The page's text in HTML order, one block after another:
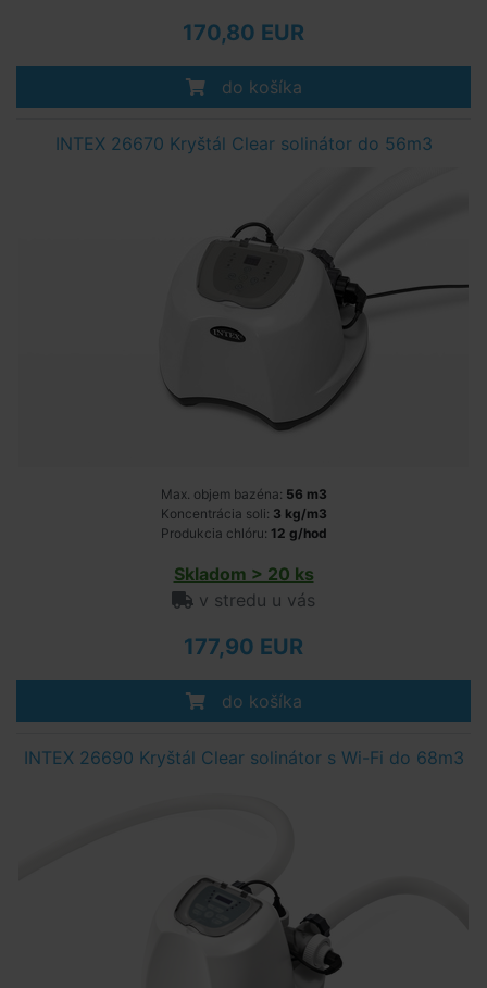
170,80 EUR
do košíka
INTEX 26670 Kryštál Clear solinátor do 56m3
Max. objem bazéna: 56 m3
Koncentrácia soli: 3 kg/m3
Produkcia chlóru: 12 g/hod
Skladom > 20 ks
v stredu u vás
177,90 EUR
do košíka
INTEX 26690 Kryštál Clear solinátor s Wi-Fi do 68m3